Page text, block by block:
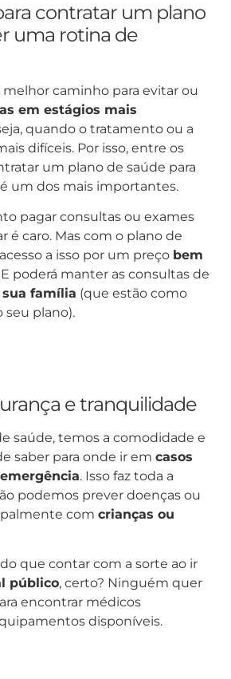
contratar um plano
uma rotina de
caminho para evitar ou
em estágios mais
quando o tratamento ou a
difíceis. Por isso, entre os
um plano de saúde para
um dos mais importantes.
pagar consultas ou exames
é caro. Mas com o plano de
a isso por um preço bem
E poderá manter as consultas de
família (que estão como
plano).
e tranquilidade
saúde, temos a comodidade e
saber para onde ir em casos
. Isso faz toda a
podemos prever doenças ou
com crianças ou
que contar com a sorte ao ir
público, certo? Ninguém quer
encontrar médicos
disponíveis.